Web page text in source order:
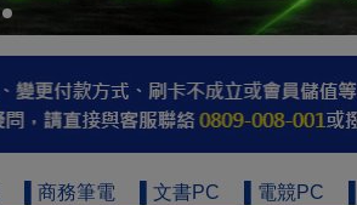
▌商務筆電 ▌文書PC ▌電競PC